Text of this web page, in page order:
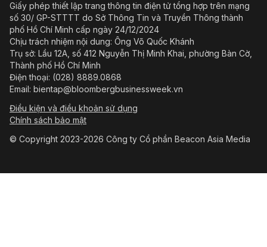
Giấy phép thiết lập trang thông tin điện tử tổng hợp trên mạng
số 30/ GP-STTTT do Sở Thông Tin và Truyền Thông thành
phố Hồ Chí Minh cấp ngày 24/12/2024
Chịu trách nhiệm nội dung: Ông Võ Quốc Khánh
Trụ sở: Lầu 12A, số 412 Nguyễn Thị Minh Khai, phường Bàn Cờ,
Thành phố Hồ Chí Minh
Điện thoại: (028) 8889.0868
Email: bientap@bloombergbusinessweek.vn
Điều kiện và điều khoản sử dụng
Chính sách bảo mật
© Copyright 2023-2026 Công ty Cổ phần Beacon Asia Media